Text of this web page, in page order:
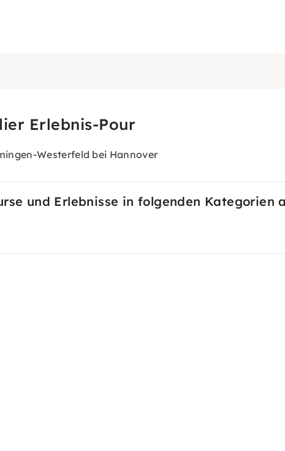
Erlebnis-Pour
Westerfeld bei Hannover
und Erlebnisse in folgenden Kategorien